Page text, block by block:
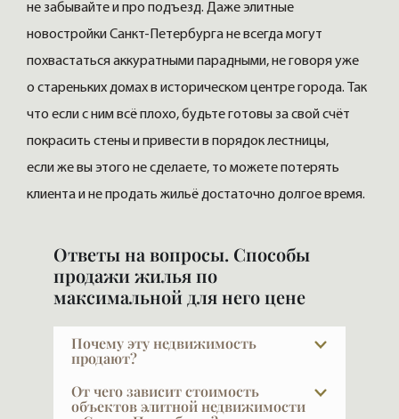
не забывайте и про подъезд. Даже элитные
новостройки Санкт-Петербурга не всегда могут
похвастаться аккуратными парадными, не говоря уже
о стареньких домах в историческом центре города. Так
что если с ним всё плохо, будьте готовы за свой счёт
покрасить стены и привести в порядок лестницы,
если же вы этого не сделаете, то можете потерять
клиента и не продать жильё достаточно долгое время.
Ответы на вопросы. Способы
продажи жилья по
максимальной для него цене
Почему эту недвижимость
продают?
Причины абсолютно разные: изменилась
семья, квартира стала большой или
От чего зависит стоимость
объектов элитной недвижимости